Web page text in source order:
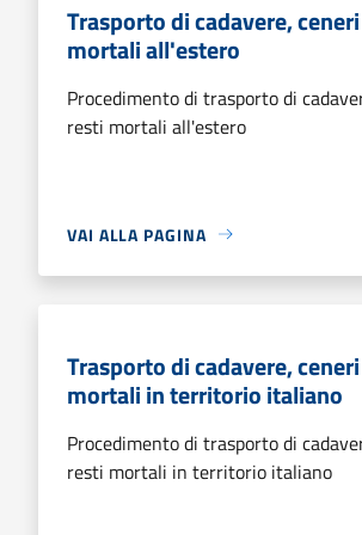
Trasporto di cadavere,
mortali all'estero
Procedimento di trasporto di
resti mortali all'estero
VAI ALLA PAGINA
Trasporto di cadavere,
mortali in territorio italiano
Procedimento di trasporto di
resti mortali in territorio italiano